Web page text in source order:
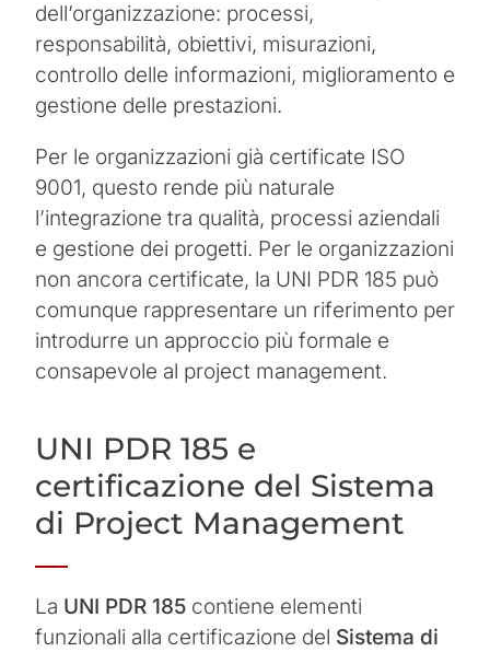
dell’organizzazione: processi,
responsabilità, obiettivi, misurazioni,
controllo delle informazioni, miglioramento e
gestione delle prestazioni.
Per le organizzazioni già certificate ISO
9001, questo rende più naturale
l’integrazione tra qualità, processi aziendali
e gestione dei progetti. Per le organizzazioni
non ancora certificate, la UNI PDR 185 può
comunque rappresentare un riferimento per
introdurre un approccio più formale e
consapevole al project management.
UNI PDR 185 e
certificazione del Sistema
di Project Management
La UNI PDR 185contiene elementi
funzionali alla certificazione del Sistema di